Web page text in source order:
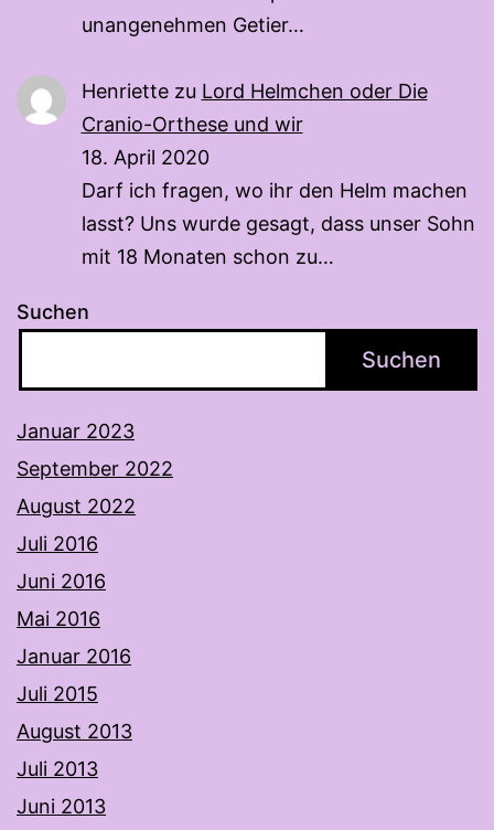
unangenehmen Getier…
Henriettezu Lord Helmchen oder Die
Cranio-Orthese und wir
18. April 2020
Darf ich fragen, wo ihr den Helm machen
lasst? Uns wurde gesagt, dass unser Sohn
mit 18 Monaten schon zu…
Suchen
Suchen
Januar 2023
September 2022
August 2022
Juli 2016
Juni 2016
Mai 2016
Januar 2016
Juli 2015
August 2013
Juli 2013
Juni 2013